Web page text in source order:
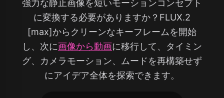
強力な静止画像を短いモーションコンセプト
に変換する必要がありますか？FLUX.2
[max]からクリーンなキーフレームを開始
し、次に画像から動画に移行して、タイミン
グ、カメラモーション、ムードを再構築せず
にアイデア全体を探索できます。